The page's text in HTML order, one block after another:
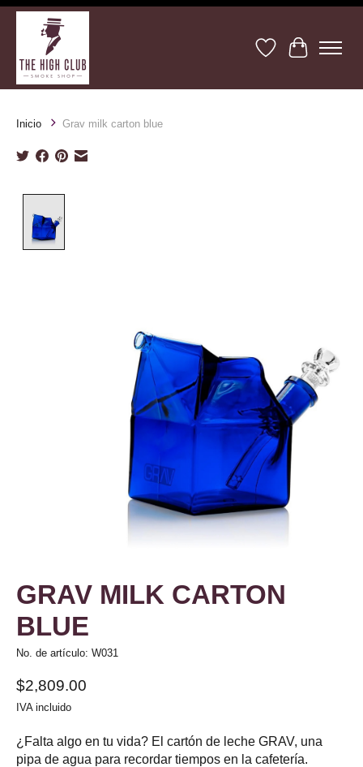
Lista de deseos
Cesta
Inicio Grav milk carton blue
GRAV MILK CARTON
BLUE
No. de artículo: W031
$2,809.00
IVA incluido
¿Falta algo en tu vida? El cartón de leche GRAV, una
pipa de agua para recordar tiempos en la cafetería.